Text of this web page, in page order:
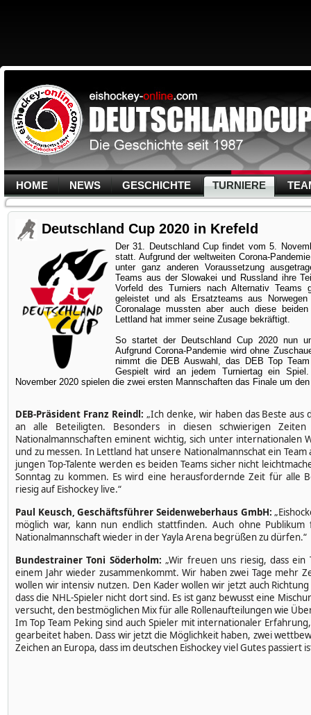
HOME NEWS GESCHICHTE TURNIERE
Deutschland Cup 2020 in Krefeld
Der 31. Deutschland Cup findet vom 5.
statt. Aufgrund der weltweiten Corona-
unter ganz anderen Voraussetzung
Teams aus der Slowakei und Russland ihre
Vorfeld des Turniers nach Alternativ
geleistet und als Ersatzteams aus
Coronalage mussten aber auch diese
Lettland hat immer seine Zusage bekräftigt.
So startet der Deutschland Cup 2020 nun
Aufgrund Corona-Pandemie wird ohne
nimmt die DEB Auswahl, das DEB Top
Gespielt wird an jedem Turniertag ein
November 2020 spielen die zwei ersten Mannschaften das Finale um
DEB-Präsident Franz Reindl: „Ich denke, wir haben das Beste
an alle Beteiligten. Besonders in diesen schwierigen
Nationalmannschaften eminent wichtig, sich unter internationalen
und zu messen. In Lettland hat unsere Nationalmannschat ein
jungen Top-Talente werden es beiden Teams sicher nicht
Sonntag zu kommen. Es wird eine herausfordernde Zeit für alle
riesig auf Eishockey live.“
Paul Keusch, Geschäftsführer Seidenweberhaus GmbH:
möglich war, kann nun endlich stattfinden. Auch ohne
Nationalmannschaft wieder in der Yayla Arena begrüßen zu dürfen.“
Bundestrainer Toni Söderholm:„Wir freuen uns riesig, dass
einem Jahr wieder zusammenkommt. Wir haben zwei Tage mehr
wollen wir intensiv nutzen. Den Kader wollen wir jetzt auch
dass die NHL-Spieler nicht dort sind. Es ist ganz bewusst eine
versucht, den bestmöglichen Mix für alle Rollenaufteilungen wie
Im Top Team Peking sind auch Spieler mit internationaler
gearbeitet haben. Dass wir jetzt die Möglichkeit haben, zwei
Zeichen an Europa, dass im deutschen Eishockey viel Gutes passiert